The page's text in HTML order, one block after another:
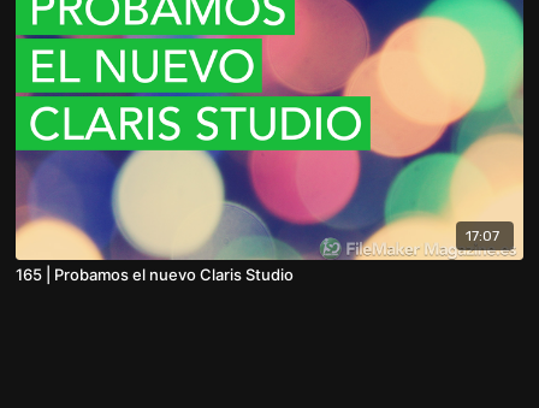
17:07
165 | Probamos el nuevo Claris Studio